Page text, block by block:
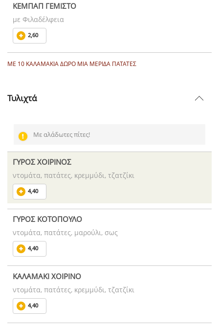
ΚΕΜΠΑΠ ΓΕΜΙΣΤΟ
με Φιλαδέλφεια
2,60
ΜΕ 10 ΚΑΛΑΜΑΚΙΑ ΔΩΡΟ ΜΙΑ ΜΕΡΙΔΑ ΠΑΤΑΤΕΣ
Τυλιχτά
Με αλάδωτες πίτες!
ΓΥΡΟΣ ΧΟΙΡΙΝΟΣ
ντομάτα, πατάτες, κρεμμύδι, τζατζίκι
4,40
ΓΥΡΟΣ ΚΟΤΟΠΟΥΛΟ
ντομάτα, πατάτες, μαρούλι, σως
4,40
ΚΑΛΑΜΑΚΙ ΧΟΙΡΙΝΟ
ντομάτα, πατάτες, κρεμμύδι, τζατζίκι
4,40